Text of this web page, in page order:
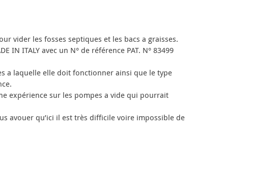
vider les fosses septiques et les bacs a graisses.
ITALY avec un N° de référence PAT. N° 83499
a laquelle elle doit fonctionner ainsi que le type
expérience sur les pompes a vide qui pourrait
avouer qu’ici il est très difficile voire impossible de